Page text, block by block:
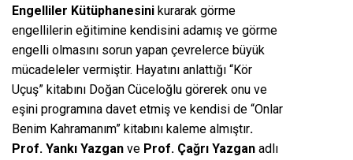
Engelliler Kütüphanesini kurarak görme
engellilerin eğitimine kendisini adamış ve görme
engelli olmasını sorun yapan çevrelerce büyük
mücadeleler vermiştir. Hayatını anlattığı “Kör
Uçuş” kitabını Doğan Cüceloğlu görerek onu ve
eşini programına davet etmiş ve kendisi de “Onlar
Benim Kahramanım” kitabını kaleme almıştır.
Prof. Yankı Yazgan ve Prof. Çağrı Yazgan adlı